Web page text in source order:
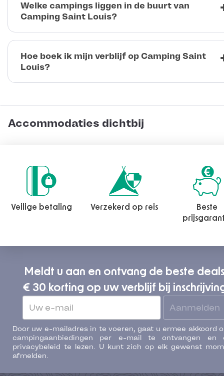
Welke campings liggen in de buurt van
Camping Saint Louis?
Hoe boek ik mijn verblijf op Camping Saint
Louis?
Accommodaties dichtbij
Veilige betaling Verzekerd op reis
Beste
Meldt u aan en ontvang de beste deals
€ 30 korting op uw verblijf bij
Aanmelden
Door uw e-mailadres in te voeren, gaat u ermee akkoord
campingaanbiedingen per e-mail te ontvangen en
privacybeleid te lezen. U kunt zich op elk gewenst
afmelden.